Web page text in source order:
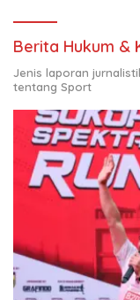
Berita Hukum &
Jenis laporan
tentang Sport